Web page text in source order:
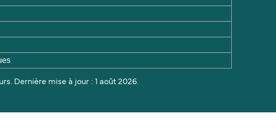
Dernière mise à jour : 1 août 2026.